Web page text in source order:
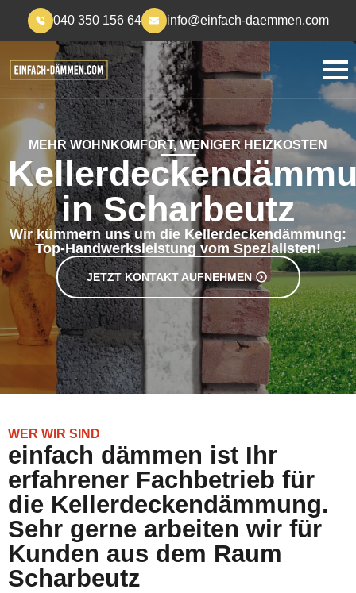
040 350 156 64 info@einfach-daemmen.com
MEHR WOHNKOMFORT, WENIGER HEIZKOSTEN
in Scharbeutz
Wir kümmern uns um die Kellerdeckendämmung:
Top-Handwerksleistung vom Spezialisten!
JETZT KONTAKT AUFNEHMEN
WER WIR SIND
einfach dämmen ist Ihr
erfahrener Fachbetrieb für
die Kellerdeckendämmung.
Sehr gerne arbeiten wir für
Kunden aus dem Raum
Scharbeutz